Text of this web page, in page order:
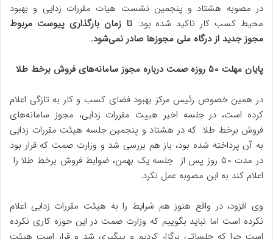
در مصوبه هشتاد و پنجمین نشست هیات مقررات زدایی و بهبود
محیط کسب کار تاکید شده بود:تا زمان بارگذاری پیوست مربوط
مجوز جدید از درگاه ملی مجوزها صادر نمی‌شود.
پایان مهلت ۵۰ روزه صمت درباره مجوز سامانه‌های فروش برخط طلا
در همین خصوص رئیس مرکز بهبود فضای کسب و کار به تازگی اعلام
کرده است، در جلسه اخیر هییت مقررات زدایی، مجوز سامانه‌های
فروش برخط طلا که در هشتاد و پنجمین جلسه هیئت مقررات زدایی
به آن پرداخته شده بود، باز هم بررسی شد و وزارت صمت که قرار بود
در مدت ۵۰ روز پس از جلسه یک بهمن، ضوابط فروش برخط طلا را
اعلام کند به این مصوبه عمل نکرد.
وی افزود، در واقع هنوز هم شرایط را به هیئت مقررات زدایی اعلام
نکرده است اما نباید بگوییم که وزارت صمت در این حوزه کاری نکرده